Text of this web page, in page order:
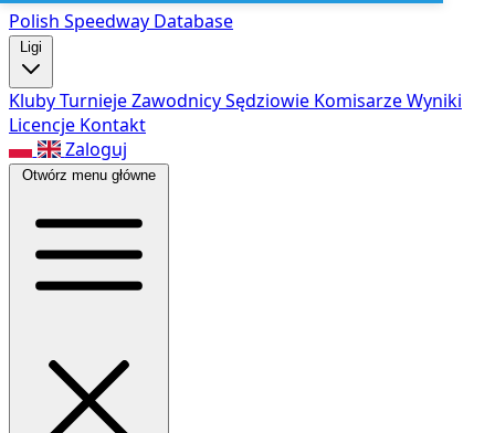
Polish Speedway Database
Ligi
KlubyTurniejeZawodnicySędziowie KomisarzeWyniki
Licencje Kontakt
Zaloguj
Otwórz menu główne